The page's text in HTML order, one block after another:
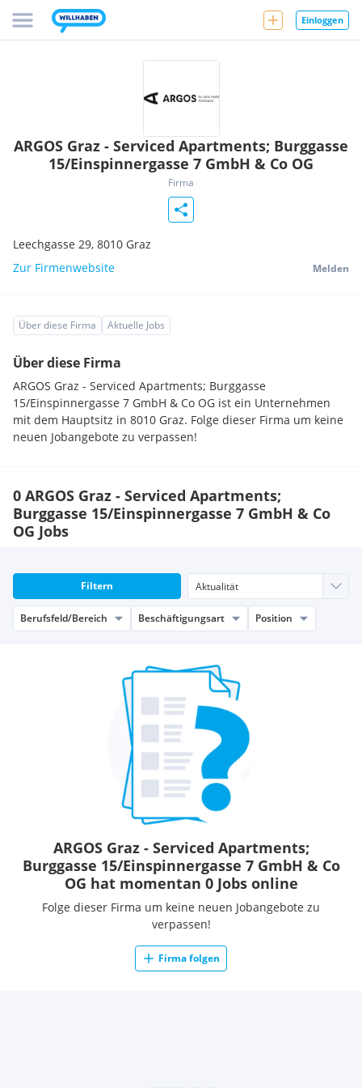
Einloggen
ARGOS Graz - Serviced Apartments; Burggasse
15/Einspinnergasse 7 GmbH & Co OG
Firma
Leechgasse 29, 8010 Graz
Zur Firmenwebsite
Melden
Über diese Firma Aktuelle Jobs
Über diese Firma
ARGOS Graz - Serviced Apartments; Burggasse
15/Einspinnergasse 7 GmbH & Co OG ist ein Unternehmen
mit dem Hauptsitz in 8010 Graz. Folge dieser Firma um keine
neuen Jobangebote zu verpassen!
0 ARGOS Graz - Serviced Apartments;
Burggasse 15/Einspinnergasse 7 GmbH & Co
OG Jobs
Filtern
Berufsfeld/Bereich Beschäftigungsart Position
ARGOS Graz - Serviced Apartments;
Burggasse 15/Einspinnergasse 7 GmbH & Co
OG hat momentan 0 Jobs online
Folge dieser Firma um keine neuen Jobangebote zu
verpassen!
Firma folgen